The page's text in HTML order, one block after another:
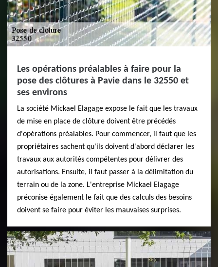
Les opérations préalables à faire pour la
pose des clôtures à Pavie dans le 32550 et
ses environs
La société Mickael Elagage expose le fait que les travaux
de mise en place de clôture doivent être précédés
d'opérations préalables. Pour commencer, il faut que les
propriétaires sachent qu'ils doivent d'abord déclarer les
travaux aux autorités compétentes pour délivrer des
autorisations. Ensuite, il faut passer à la délimitation du
terrain ou de la zone. L'entreprise Mickael Elagage
préconise également le fait que des calculs des besoins
doivent se faire pour éviter les mauvaises surprises.